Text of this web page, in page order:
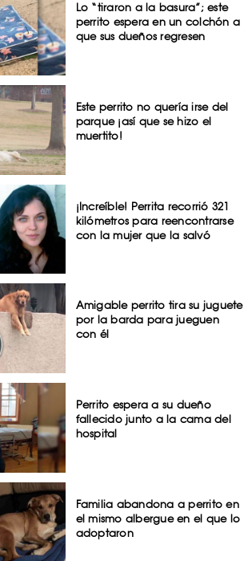
Lo “tiraron a la basura”; este
perrito espera en un colchón a
que sus dueños regresen
Este perrito no quería irse del
parque ¡así que se hizo el
muertito!
¡Increíble! Perrita recorrió 321
kilómetros para reencontrarse
con la mujer que la salvó
Amigable perrito tira su juguete
por la barda para jueguen
con él
Perrito espera a su dueño
fallecido junto a la cama del
hospital
Familia abandona a perrito en
el mismo albergue en el que lo
adoptaron